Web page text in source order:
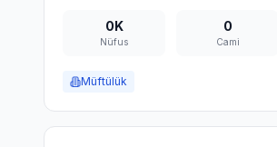
0K
Nüfus
0
Cami
Müftülük